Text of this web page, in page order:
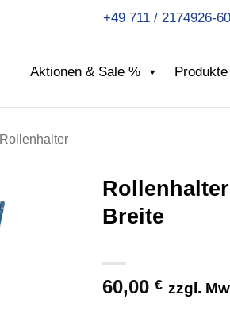
+49 711 / 2174926-60
Aktionen & Sale % Produkte
Rollenhalter
Breite
60,00 € zzgl.